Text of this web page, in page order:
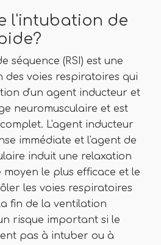
l'intubation de
séquence (RSI) est une
des voies respiratoires qui
d'un agent inducteur et
neuromusculaire et est
L'agent inducteur
immédiate et l'agent de
induit une relaxation
moyen le plus efficace et le
les voies respiratoires
fin de la ventilation
risque important si le
pas à intuber ou à